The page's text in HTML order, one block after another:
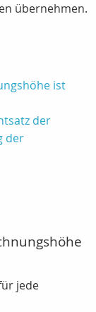
übernehmen.
ist
der
der
jede